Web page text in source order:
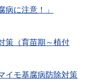
病に注意！」
策（育苗期～植付
イモ基腐病防除対策